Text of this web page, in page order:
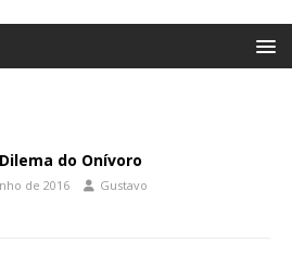
de ferramentas
do Onívoro
de 2016 Gustavo